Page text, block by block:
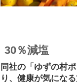
30％減塩
同社の「ゆずの村
り、健康が気にな